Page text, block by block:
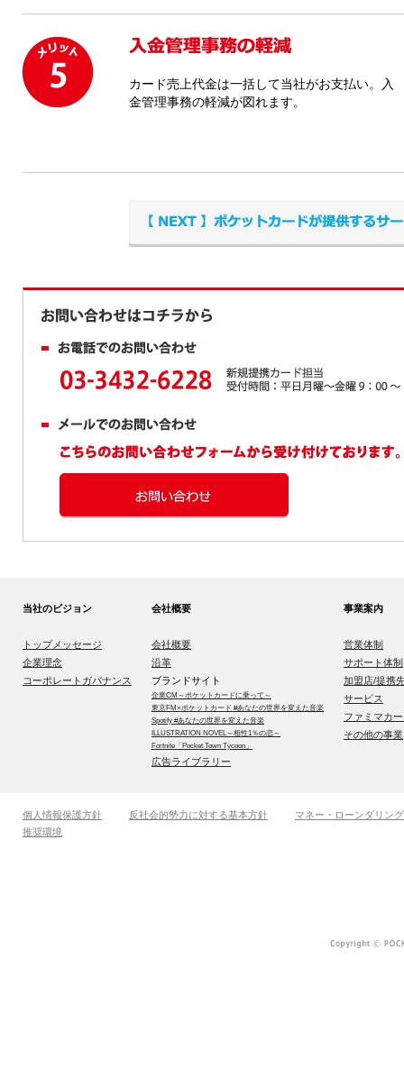
カード売上代金は一括して当社がお支払い。入
金管理事務の軽減が図れます。
当社のビジョン
トップメッセージ
企業理念
コーポレートガバナンス
会社概要
会社概要
沿革
ブランドサイト
企業CM～ポケットカードに乗って～
東京FM×ポケットカード #あなたの世界を変えた音楽
Spotify #あなたの世界を変えた音楽
ILLUSTRATION NOVEL～相性1％の恋～
Fortnite「Pocket Town Tycoon」
広告ライブラリー
事業案内
営業体制
サポート体制
加盟店/提携
サービス
ファミマカ
その他の事業
個人情報保護方針 反社会的勢力に対する基本方針
マネー・ローンダリン
推奨環境